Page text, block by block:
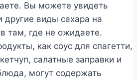
Вы можете увидеть
другие виды сахара на
там, где не ожидаете.
как соус для спагетти,
салатные заправки и
могут содержать